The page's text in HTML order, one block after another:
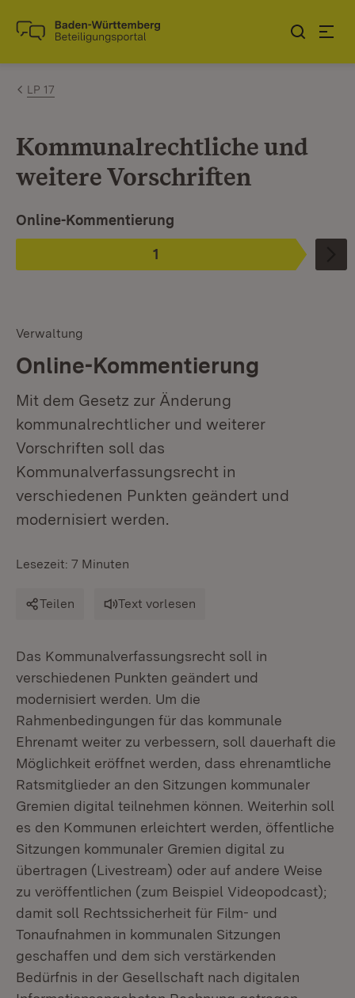
Zum Inhalt springen
Link zur Startseite
LP 17
Kommunalrechtliche und
weitere Vorschriften
Phase
1
:
Ist ausgewählt.
Online-Kommentierung
Verwaltung
Online-Kommentierung
Mit dem Gesetz zur Änderung
kommunalrechtlicher und weiterer
Vorschriften soll das
Kommunalverfassungsrecht in
verschiedenen Punkten geändert und
modernisiert werden.
Lesezeit: 7 Minuten
Teilen Text vorlesen
Das Kommunalverfassungsrecht soll in
verschiedenen Punkten geändert und
modernisiert werden. Um die
Rahmenbedingungen für das kommunale
Ehrenamt weiter zu verbessern, soll dauerhaft die
Möglichkeit eröffnet werden, dass ehrenamtliche
Ratsmitglieder an den Sitzungen kommunaler
Gremien digital teilnehmen können. Weiterhin soll
es den Kommunen erleichtert werden, öffentliche
Sitzungen kommunaler Gremien digital zu
übertragen (Livestream) oder auf andere Weise
zu veröffentlichen (zum Beispiel Videopodcast);
damit soll Rechtssicherheit für Film- und
Tonaufnahmen in kommunalen Sitzungen
geschaffen und dem sich verstärkenden
Bedürfnis in der Gesellschaft nach digitalen